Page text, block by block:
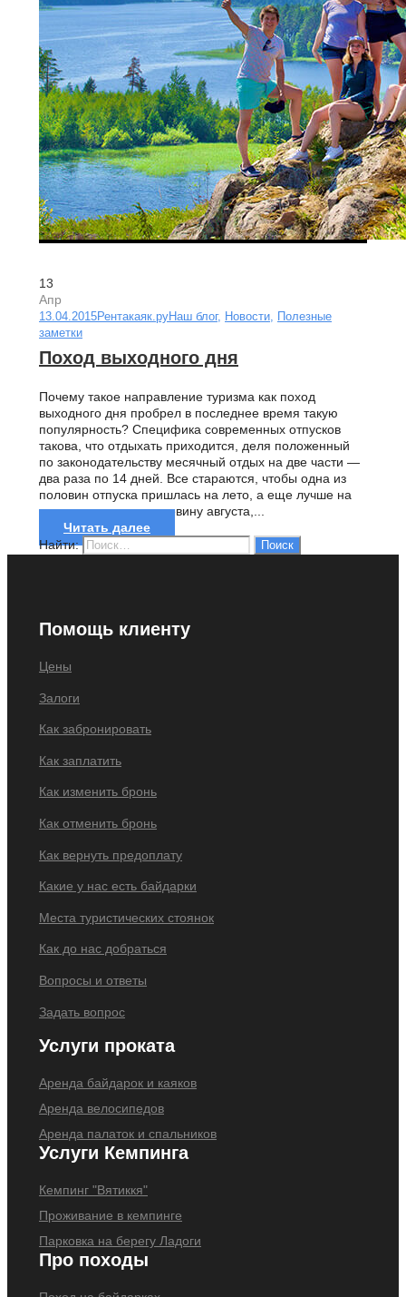
13
Апр
13.04.2015Рентакаяк.руНаш блог, Новости, Полезные
заметки
Поход выходного дня
Почему такое направление туризма как поход
выходного дня пробрел в последнее время такую
популярность? Специфика современных отпусков
такова, что отдыхать приходится, деля положенный
по законодательству месячный отдых на две части —
два раза по 14 дней. Все стараются, чтобы одна из
половин отпуска пришлась на лето, а еще лучше на
июль или первую половину августа,...
Читать далее
Найти:
Помощь клиенту
Цены
Залоги
Как забронировать
Как заплатить
Как изменить бронь
Как отменить бронь
Как вернуть предоплату
Какие у нас есть байдарки
Места туристических стоянок
Как до нас добраться
Вопросы и ответы
Задать вопрос
Услуги проката
Аренда байдарок и каяков
Аренда велосипедов
Аренда палаток и спальников
Услуги Кемпинга
Кемпинг "Вятиккя"
Проживание в кемпинге
Парковка на берегу Ладоги
Про походы